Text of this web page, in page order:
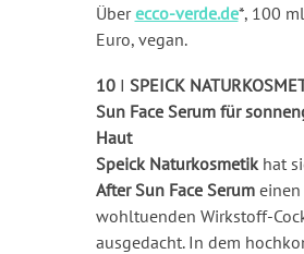
Überecco-verde.de*, 100
Euro, vegan.
10 I SPEICK
Sun Face Serum für
Haut
Speick Naturkosmetikhat
After Sun Face Serumeinen
wohltuenden Wirkstoff-
ausgedacht. In dem